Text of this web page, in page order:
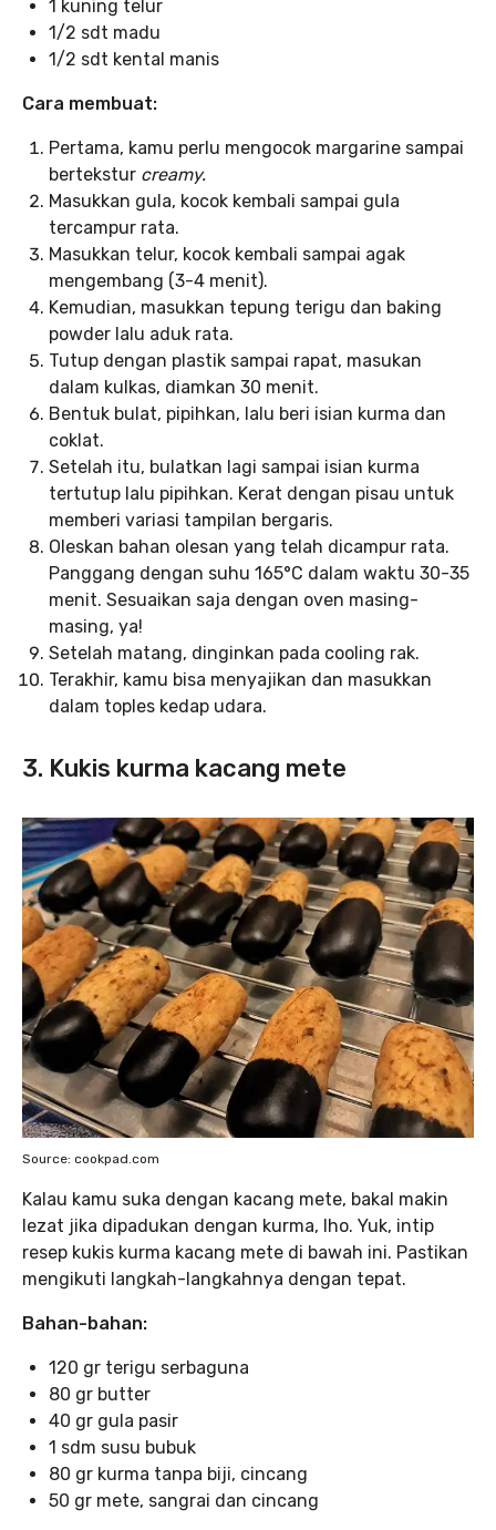
1 kuning telur
1/2 sdt madu
1/2 sdt kental manis
Cara membuat:
Pertama, kamu perlu mengocok margarine sampai
bertekstur creamy.
Masukkan gula, kocok kembali sampai gula
tercampur rata.
Masukkan telur, kocok kembali sampai agak
mengembang (3-4 menit).
Kemudian, masukkan tepung terigu dan baking
powder lalu aduk rata.
Tutup dengan plastik sampai rapat, masukan
dalam kulkas, diamkan 30 menit.
Bentuk bulat, pipihkan, lalu beri isian kurma dan
coklat.
Setelah itu, bulatkan lagi sampai isian kurma
tertutup lalu pipihkan. Kerat dengan pisau untuk
memberi variasi tampilan bergaris.
Oleskan bahan olesan yang telah dicampur rata.
Panggang dengan suhu 165°C dalam waktu 30-35
menit. Sesuaikan saja dengan oven masing-
masing, ya!
Setelah matang, dinginkan pada cooling rak.
Terakhir, kamu bisa menyajikan dan masukkan
dalam toples kedap udara.
3. Kukis kurma kacang mete
Source: cookpad.com
Kalau kamu suka dengan kacang mete, bakal makin
lezat jika dipadukan dengan kurma, lho. Yuk, intip
resep kukis kurma kacang mete di bawah ini. Pastikan
mengikuti langkah-langkahnya dengan tepat.
Bahan-bahan:
120 gr terigu serbaguna
80 gr butter
40 gr gula pasir
1 sdm susu bubuk
80 gr kurma tanpa biji, cincang
50 gr mete, sangrai dan cincang